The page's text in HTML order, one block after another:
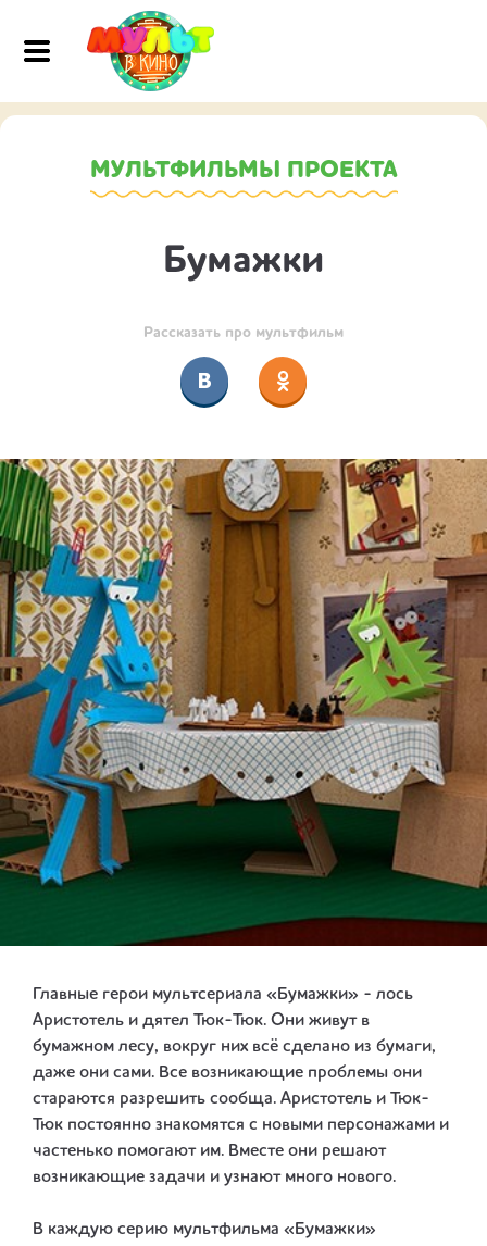
МУЛЬТФИЛЬМЫ ПРОЕКТА
Бумажки
Рассказать про мультфильм
Главные герои мультсериала «Бумажки» - лось
Аристотель и дятел Тюк-Тюк. Они живут в
бумажном лесу, вокруг них всё сделано из бумаги,
даже они сами. Все возникающие проблемы они
стараются разрешить сообща. Аристотель и Тюк-
Тюк постоянно знакомятся с новыми персонажами и
частенько помогают им. Вместе они решают
возникающие задачи и узнают много нового.
В каждую серию мультфильма «Бумажки»